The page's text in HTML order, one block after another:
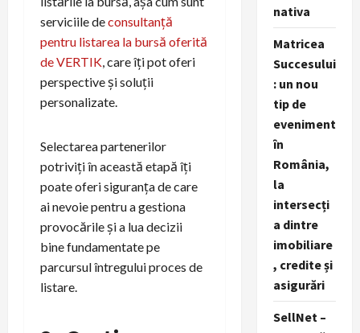
serviciile deconsultanță
pentru listarea la bursă oferită
de VERTIK, care îți pot oferi
perspective și soluții
personalizate.
Selectarea partenerilor
potriviți în această etapă îți
poate oferi siguranța de care
ai nevoie pentru a gestiona
provocările și a lua decizii
bine fundamentate pe
parcursul întregului proces de
listare.
nativa
Matricea
Succesului
: un nou
tip de
eveniment
în
România,
la
intersecți
a dintre
imobiliare
, credite și
asigurări
SellNet –